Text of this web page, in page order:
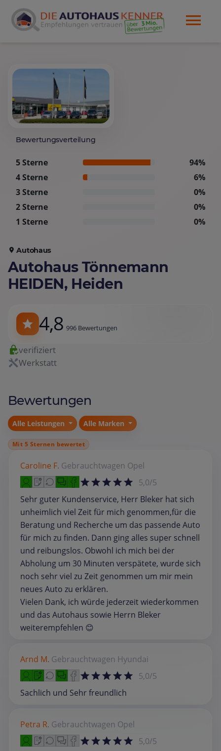
Bewertungsverteilung
5 Sterne
94%
4 Sterne
6%
3 Sterne
0%
2 Sterne
0%
1 Sterne
0%
Autohaus
Autohaus Tönnemann
HEIDEN, Heiden
4,8 996 Bewertungen
verifiziert
Werkstatt
Bewertungen
Alle Leistungen Alle Marken
Mit 5 Sternen bewertet
Caroline F. Gebrauchtwagen Opel
5,0/5
Sehr guter Kundenservice, Herr Bleker hat sich
unheimlich viel Zeit für mich genommen,für die
Beratung und Recherche um das passende Auto
für mich zu finden. Dann ging alles super schnell
und reibungslos. Obwohl ich mich bei der
Abholung um 30 Minuten verspätete, wurde sich
noch sehr viel zu Zeit genommen um mir mein
neues Auto zu erklären.
Vielen Dank, ich würde jederzeit wiederkommen
und das Autohaus sowie Herrn Bleker
weiterempfehlen 😊
Arnd M. Gebrauchtwagen Hyundai
5,0/5
Sachlich und Sehr freundlich
Petra R. Gebrauchtwagen Opel
5,0/5